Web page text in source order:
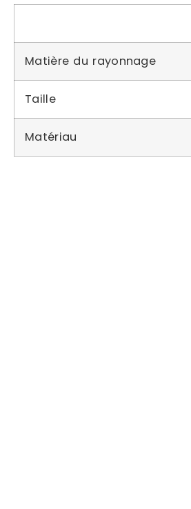
Matière du rayonnage
Taille
Matériau